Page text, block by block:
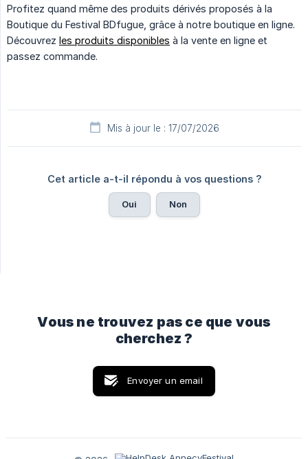
Profitez quand même des produits dérivés proposés à la
Boutique du Festival BDfugue, grâce à notre boutique en ligne.
Découvrez les produits disponibles à la vente en ligne et
passez commande.
Mis à jour le : 17/07/2026
Cet article a-t-il répondu à vos questions ?
Oui Non
Vous ne trouvez pas ce que vous
cherchez ?
Envoyer un email